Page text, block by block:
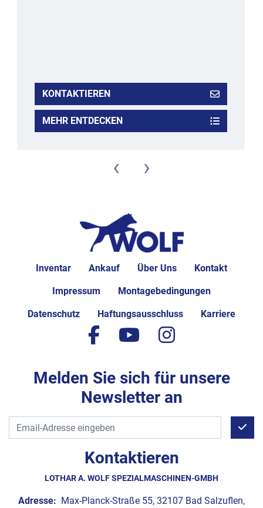
KONTAKTIEREN
MEHR ENTDECKEN
‹ ›
Inventar Ankauf Über Uns Kontakt
Impressum Montagebedingungen
Datenschutz Haftungsausschluss Karriere
Kontaktieren
LOTHAR A. WOLF SPEZIALMASCHINEN-GMBH
Adresse: Max-Planck-Straße 55, 32107 Bad Salzuflen,
facebook
youtubeinstagram
Melden Sie sich für unsere
Newsletter an